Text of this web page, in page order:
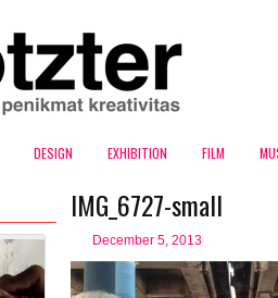
DESIGN EXHIBITION FILM
IMG_6727-small
December 5, 2013